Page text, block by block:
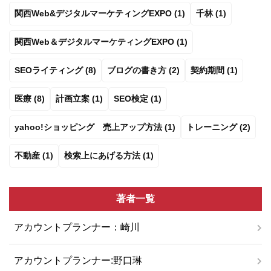
関西Web&デジタルマーケティングEXPO (1) 千林 (1)
関西Web＆デジタルマーケティングEXPO (1)
SEOライティング (8) ブログの書き方 (2) 契約期間 (1)
医療 (8) 計画立案 (1) SEO検定 (1)
yahoo!ショッピング 売上アップ方法 (1) トレーニング (2)
不動産 (1) 検索上にあげる方法 (1)
著者一覧
アカウントプランナー：崎川
アカウントプランナー:野口琳